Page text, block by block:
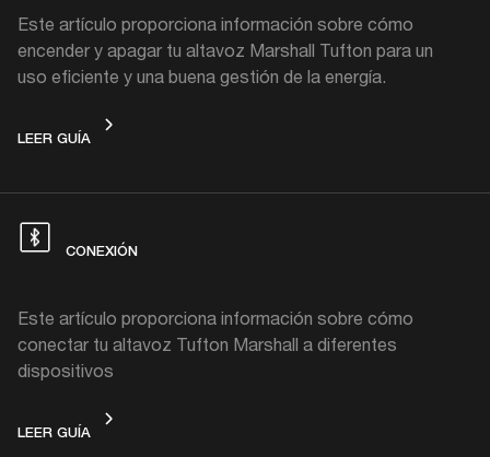
Este artículo proporciona información sobre cómo
encender y apagar tu altavoz Marshall Tufton para un
uso eficiente y una buena gestión de la energía.
LEER GUÍAENCENDER Y APAGAR
CONEXIÓN
Este artículo proporciona información sobre cómo
conectar tu altavoz Tufton Marshall a diferentes
dispositivos
LEER GUÍACONEXIÓN